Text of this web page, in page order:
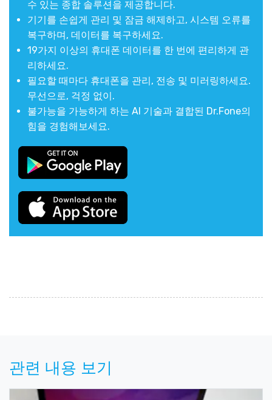
수 있는 종합 솔루션을 제공합니다.
기기를 손쉽게 관리 및 잠금 해제하고, 시스템 오류를
복구하며, 데이터를 복구하세요.
19가지 이상의 휴대폰 데이터를 한 번에 편리하게 관
리하세요.
필요할 때마다 휴대폰을 관리, 전송 및 미러링하세요.
무선으로, 걱정 없이.
불가능을 가능하게 하는 AI 기술과 결합된 Dr.Fone의
힘을 경험해보세요.
관련 내용 보기